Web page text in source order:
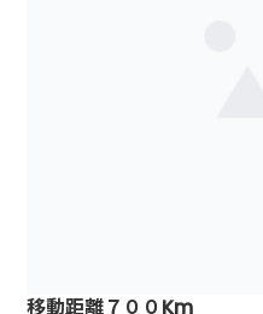
移動距離７００Km